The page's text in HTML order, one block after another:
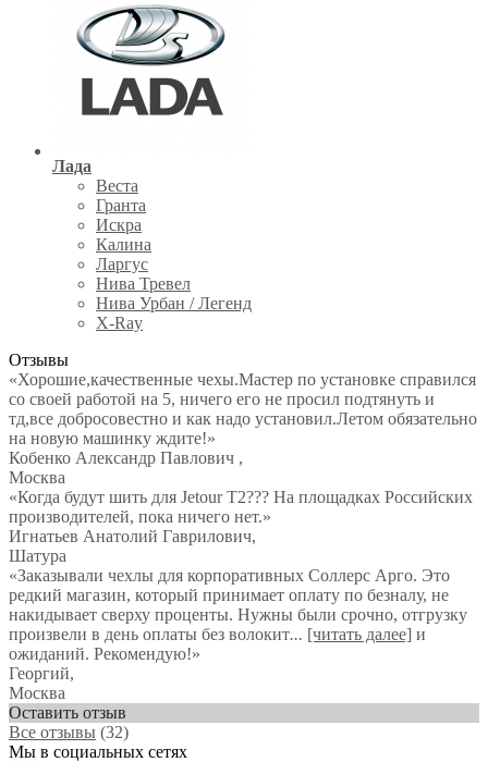
Лада
Веста
Гранта
Искра
Калина
Ларгус
Нива Тревел
Нива Урбан / Легенд
X-Ray
Отзывы
«Хорошие,качественные чехы.Мастер по установке справился
со своей работой на 5, ничего его не просил подтянуть и
тд,все добросовестно и как надо установил.Летом обязательно
на новую машинку ждите!»
Кобенко Александр Павлович ,
Москва
«Когда будут шить для Jetour T2??? На площадках Российских
производителей, пока ничего нет.»
Игнатьев Анатолий Гаврилович,
Шатура
«Заказывали чехлы для корпоративных Соллерс Арго. Это
редкий магазин, который принимает оплату по безналу, не
накидывает сверху проценты. Нужны были срочно, отгрузку
произвели в день оплаты без волокит... [читать далее] и
ожиданий. Рекомендую!»
Георгий,
Москва
Оставить отзыв
Все отзывы (32)
Мы в социальных сетях